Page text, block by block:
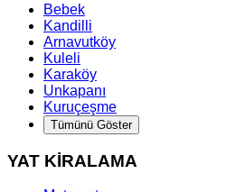
Bebek
Kandilli
Arnavutköy
Kuleli
Karaköy
Unkapanı
Kuruçeşme
Tümünü Göster
YAT KİRALAMA